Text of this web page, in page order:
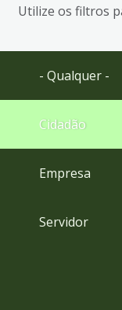
busca
Ir
rodapé
Utilize os filtros
- Qualquer -
Cidadão
Empresa
Servidor